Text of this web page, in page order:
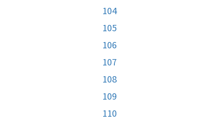
104
105
106
107
108
109
110